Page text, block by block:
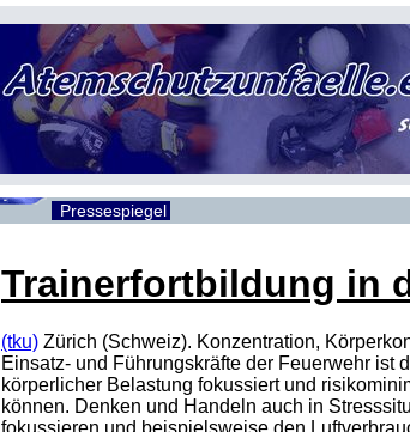
Pressespiegel
Trainerfortbildung in
(tku) Zürich (Schweiz). Konzentration,
Einsatz- und Führungskräfte der Feuerwehr ist
körperlicher Belastung fokussiert und
können. Denken und Handeln auch in